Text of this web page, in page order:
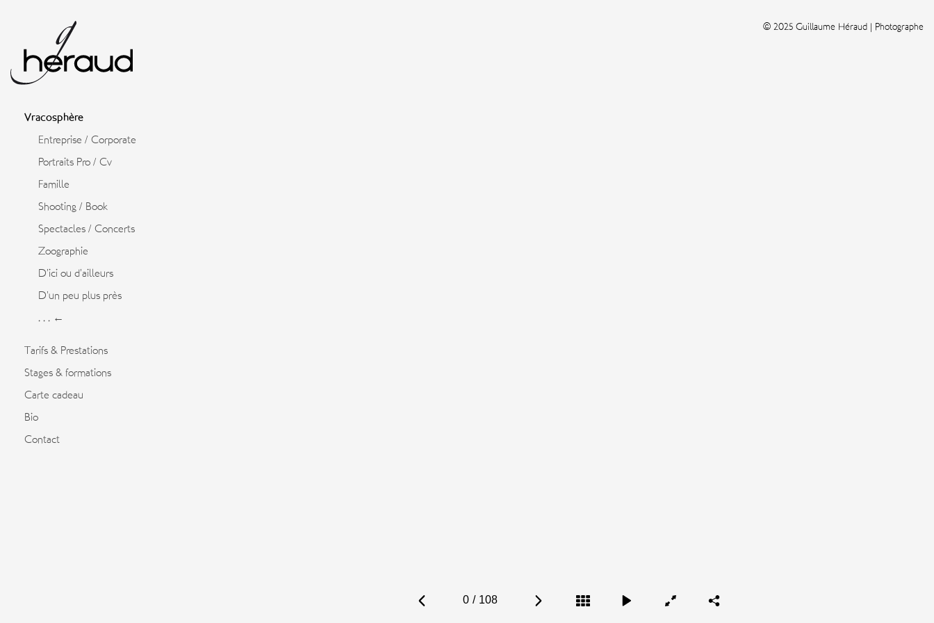
Vracosphère
Entreprise / Corporate
Portraits Pro / Cv
Famille
Shooting / Book
Spectacles / Concerts
Zoographie
D’ici ou d’ailleurs
D’un peu plus près
. . . ←
Tarifs & Prestations
Stages & formations
Carte cadeau
Bio
Contact
© 2025 Guillaume Héraud | Photographe
0 / 108